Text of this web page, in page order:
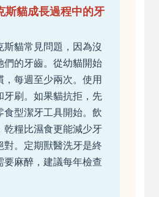
斯貓成長過程中的牙
斯貓常見問題，因為沒
們的牙齒。從幼貓開始
，每週至少兩次。使用
牙刷。如果貓抗拒，先
食型潔牙工具開始。飲
乾糧比濕食更能減少牙
對。定期獸醫洗牙是終
要麻醉，建議每年檢查